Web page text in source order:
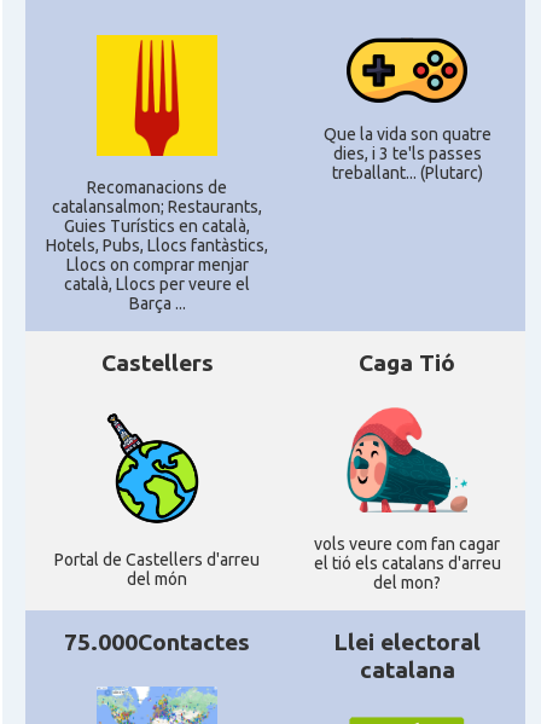
CAMON Catalans a ROSTOCK
CAMON Catalans a Stuttgart
CAMON
CAMON CATALANS A TÜBINGEN
Associació Catalana d'Essen E.V. /
Katalanischer Verein Essen E.V.
Casal
Associació Catalana d'Hamburg "El
Pont Blau\"
Casal Català de Stuttgart, Stuttcat
e.V.
Casal Catalanets E.V.
Recomanacions de
catalansalmon; Restaurants,
Guies Turístics en català,
Hotels, Pubs, Llocs fantàstics,
Llocs on comprar menjar
català, Llocs per veure el
Barça ...
Que la vida son quatre
dies, i 3 te'ls passes
treballant... (Plutarc)
Castellers
Portal de Castellers d'arreu
del món
Caga Tió
vols veure com fan cagar
el tió els catalans d'arreu
del mon?
75.000Contactes
Llei electoral
catalana